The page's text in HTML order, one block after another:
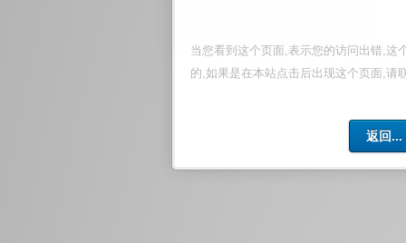
当您看到这个页面,表示您的访问出错,这
的,如果是在本站点击后出现这个页面,请
返回...